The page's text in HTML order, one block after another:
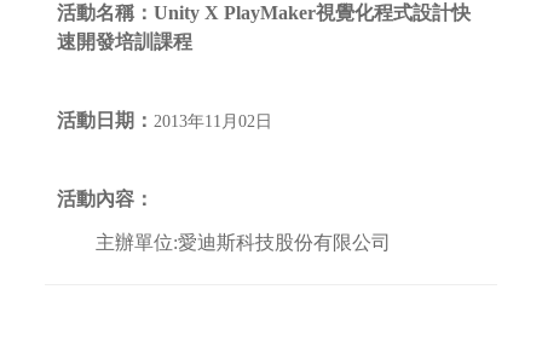
活動名稱： Unity X PlayMaker視覺化程式設計快
速開發培訓課程
活動日期： 2013年11月02日
活動內容：
主辦單位:愛迪斯科技股份有限公司